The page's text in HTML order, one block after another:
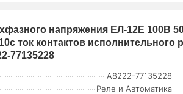
напряжения ЕЛ-12Е 100В
ток контактов исполнительного
77135228
A8222-77135228
Реле и Автоматика